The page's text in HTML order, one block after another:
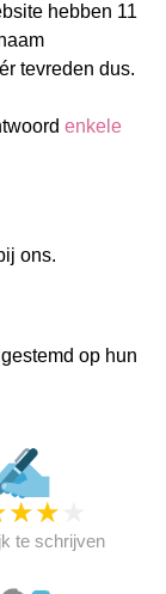
hebben 11
tevreden dus.
enkele
ons.
op hun
★★
te schrijven